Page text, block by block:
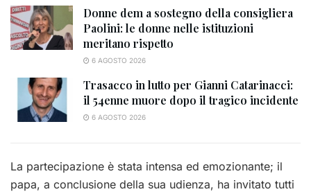
Donne dem a sostegno della consigliera
Paolini: le donne nelle istituzioni
meritano rispetto
6 AGOSTO 2026
Trasacco in lutto per Gianni Catarinacci:
il 54enne muore dopo il tragico incidente
6 AGOSTO 2026
La partecipazione è stata intensa ed emozionante; il
papa, a conclusione della sua udienza, ha invitato tutti